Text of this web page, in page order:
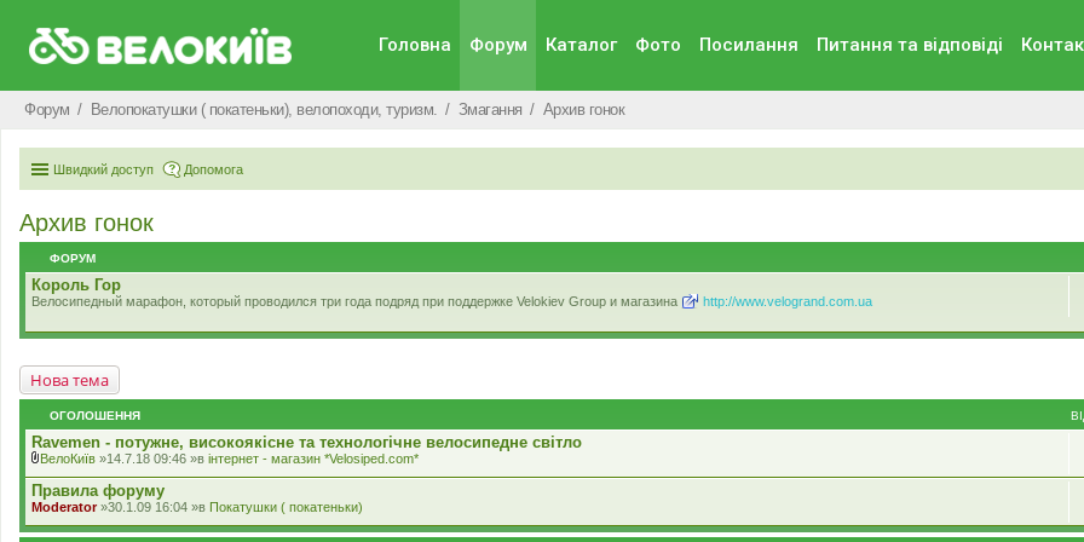
Головна Форум Каталог Фото Посилання Питання та вiдповiдi
Форум Велопокатушки ( покатеньки), велопоходи, туризм. Змагання Архив гонок
Швидкий доступ Допомога
Архив гонок
ФОРУМ
Король Гор
Велосипедный марафон, который проводился три года подряд при поддержке Velokiev Group и магазина http://www.velogrand.com.ua
Нова тема
ОГОЛОШЕННЯ
Ravemen - потужне, високоякісне та технологічне велосипедне світло
к
л
а
д
ВелоКиїв »14.7.18 09:46 »в iнтернет - магазин *Velosiped.com*
Правила форуму
Moderator»30.1.09 16:04 »в Покатушки ( покатеньки)